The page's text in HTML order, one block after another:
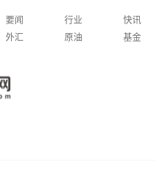
要闻 行业 快讯
外汇 原油 基金